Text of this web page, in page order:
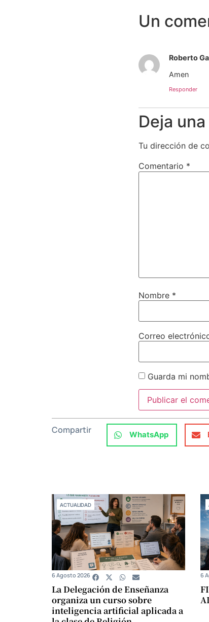
Un
Roberto
Amen
Responder
Deja
Tu dirección de
Comentario *
Nombre *
Correo
Guarda mi
Compartir WhatsApp
ACTUALIDAD
La Delegación de Enseñanza
organiza un curso sobre
inteligencia artificial aplicada a
6 Agosto 2026 6